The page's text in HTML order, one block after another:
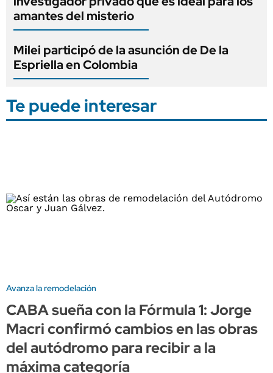
amantes del misterio
Milei participó de la asunción de De la
Espriella en Colombia
Te puede interesar
Avanza la remodelación
CABA sueña con la Fórmula 1: Jorge
Macri confirmó cambios en las obras
del autódromo para recibir a la
máxima categoría